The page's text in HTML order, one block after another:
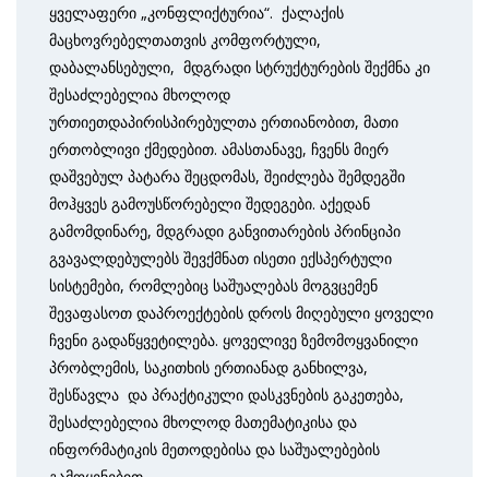
ყველაფერი „კონფლიქტურია“. ქალაქის
მაცხოვრებელთათვის კომფორტული,
დაბალანსებული, მდგრადი სტრუქტურების შექმნა კი
შესაძლებელია მხოლოდ
ურთიეთდაპირისპირებულთა ერთიანობით, მათი
ერთობლივი ქმედებით. ამასთანავე, ჩვენს მიერ
დაშვებულ პატარა შეცდომას, შეიძლება შემდეგში
მოჰყვეს გამოუსწორებელი შედეგები. აქედან
გამომდინარე, მდგრადი განვითარების პრინციპი
გვავალდებულებს შევქმნათ ისეთი ექსპერტული
სისტემები, რომლებიც საშუალებას მოგვცემენ
შევაფასოთ დაპროექტების დროს მიღებული ყოველი
ჩვენი გადაწყვეტილება. ყოველივე ზემომოყვანილი
პრობლემის, საკითხის ერთიანად განხილვა,
შესწავლა და პრაქტიკული დასკვნების გაკეთება,
შესაძლებელია მხოლოდ მათემატიკისა და
ინფორმატიკის მეთოდებისა და საშუალებების